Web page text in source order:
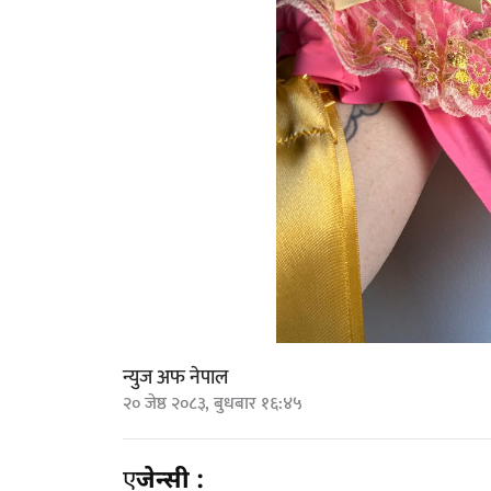
न्युज अफ नेपाल
२० जेष्ठ २०८३, बुधबार १६:४५
एजेन्सी :